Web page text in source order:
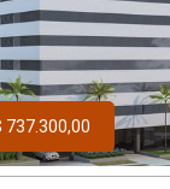
737.300,00